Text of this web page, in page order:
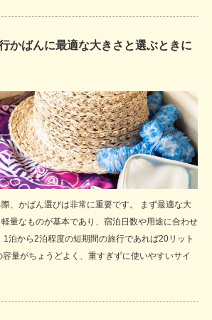
かばんに最適な大きさと選ぶときに
、かばん選びは非常に重要です。 まず最適な大
量なものが基本であり、宿泊日数や用途に合わせ
泊から2泊程度の短期間の旅行であれば20リット
量がちょうどよく、重すぎずに使いやすいサイ